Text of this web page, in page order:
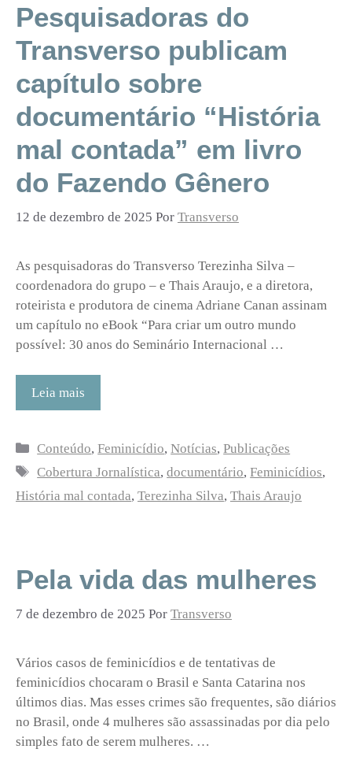
Pesquisadoras do
Transverso publicam
capítulo sobre
documentário “História
mal contada” em livro
do Fazendo Gênero
12 de dezembro de 2025 Por Transverso
As pesquisadoras do Transverso Terezinha Silva –
coordenadora do grupo – e Thais Araujo, e a diretora,
roteirista e produtora de cinema Adriane Canan assinam
um capítulo no eBook “Para criar um outro mundo
possível: 30 anos do Seminário Internacional …
Leia mais
Categorias
Conteúdo,Feminicídio,Notícias,Publicações
Tags
Cobertura Jornalística,documentário,Feminicídios,
História mal contada, Terezinha Silva, Thais Araujo
Pela vida das mulheres
7 de dezembro de 2025 Por Transverso
Vários casos de feminicídios e de tentativas de
feminicídios chocaram o Brasil e Santa Catarina nos
últimos dias. Mas esses crimes são frequentes, são diários
no Brasil, onde 4 mulheres são assassinadas por dia pelo
simples fato de serem mulheres. …